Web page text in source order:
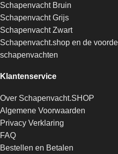
Schapenvacht Bruin
Schapenvacht Grijs
Schapenvacht Zwart
Schapenvacht.shop en de
schapenvachten
Klantenservice
Over Schapenvacht.SHOP
Algemene Voorwaarden
Privacy Verklaring
FAQ
Bestellen en Betalen